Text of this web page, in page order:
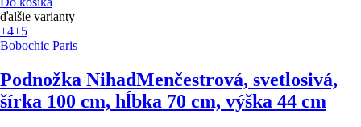
ďalšie varianty
+4+5
Bobochic Paris
Podnožka NihadMenčestrová, svetlosivá,
šírka 100 cm, hĺbka 70 cm, výška 44 cm